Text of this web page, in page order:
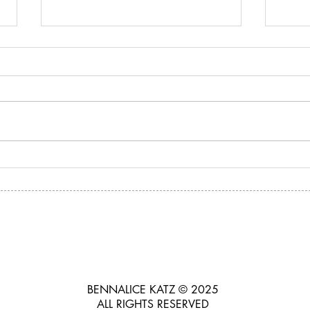
A
BENNALICE KATZ © 2025
ALL RIGHTS RESERVED